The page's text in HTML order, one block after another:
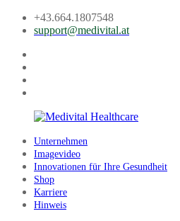
Skip
+43.664.1807548
support@medivital.at
Medivital
Healthcare
Unternehmen
Imagevideo
Innovationen für Ihre Gesundheit
Shop
Karriere
Hinweis